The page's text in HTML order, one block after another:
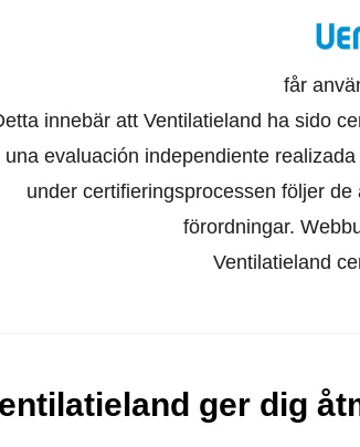
får
innebär att Ventilatieland ha sido
una evaluación independiente
under certifieringsprocessen följer
förordningar.
Ventilatieland
ger dig